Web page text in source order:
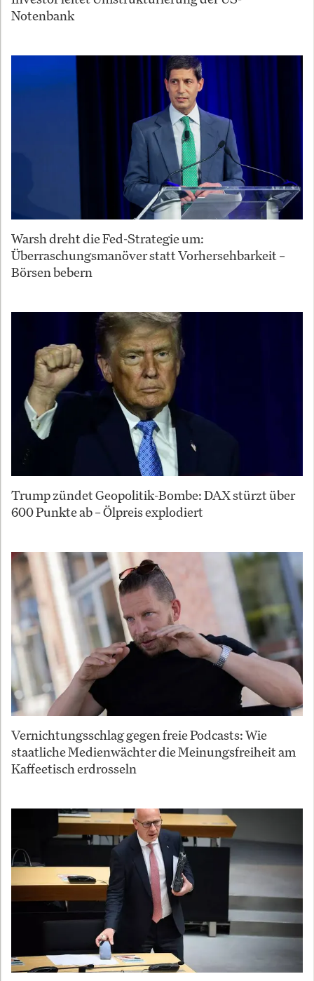
Notenbank
Warsh dreht die Fed-Strategie um:
Überraschungsmanöver statt Vorhersehbarkeit –
Börsen bebern
Trump zündet Geopolitik-Bombe: DAX stürzt über
600 Punkte ab – Ölpreis explodiert
Vernichtungsschlag gegen freie Podcasts: Wie
staatliche Medienwächter die Meinungsfreiheit am
Kaffeetisch erdrosseln